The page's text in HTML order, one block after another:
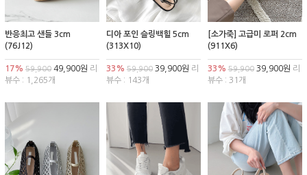
반응최고 샌들 3cm
(76J12)
17% 59,900 49,900원 리
뷰수 : 1,265개
디아 포인 슬링백힐 5cm
(313X10)
33% 59,90039,900원 리
뷰수 : 143개
[소가죽] 고급미 로퍼 2cm
(911X6)
33% 59,90039,900원 리
뷰수 : 31개